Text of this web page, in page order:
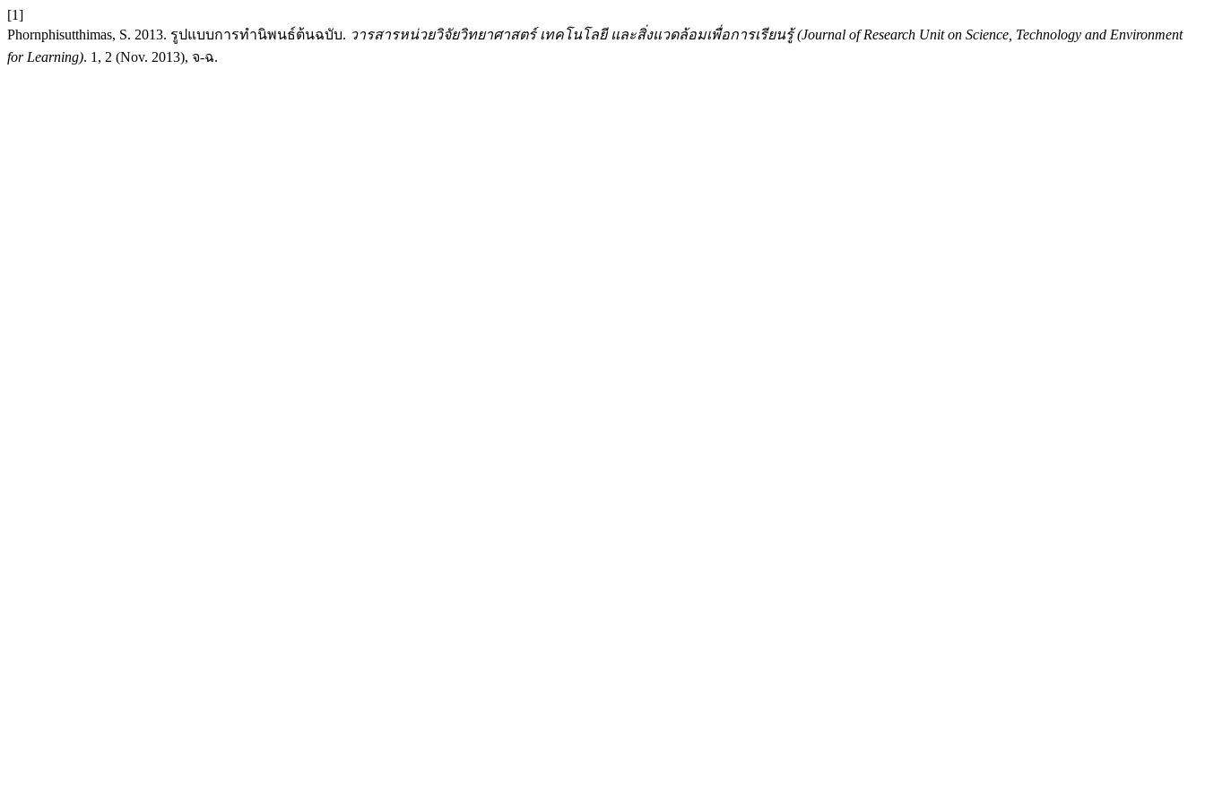
[1]
Phornphisutthimas, S. 2013. รูปแบบการทำนิพนธ์ต้นฉบับ. วารสารหน่วยวิจัยวิทยาศาสตร์ เทคโนโลยี และสิ่งแวดล้อมเพื่อการเรียนรู้ (Journal of Research Unit on Science, Technology and Environment
for Learning). 1, 2 (Nov. 2013), จ-ฉ.